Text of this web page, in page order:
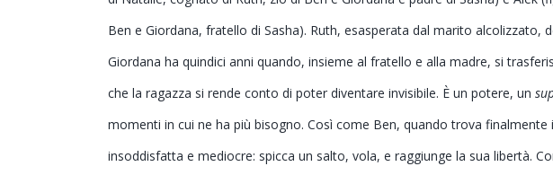
Ben e Giordana, fratello di Sasha). Ruth, esasperata dal marito alcolizzato,
Giordana ha quindici anni quando, insieme al fratello e alla madre, si
che la ragazza si rende conto di poter diventare invisibile. È un potere, un
momenti in cui ne ha più bisogno. Così come Ben, quando trova
insoddisfatta e mediocre: spicca un salto, vola, e raggiunge la sua libertà.